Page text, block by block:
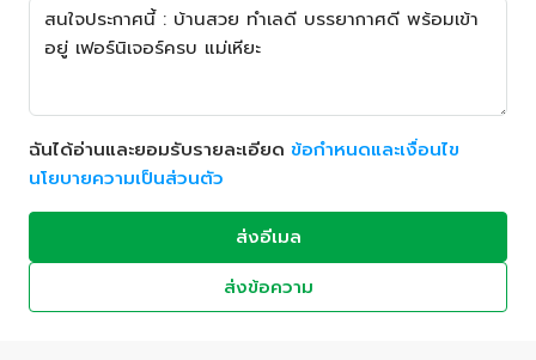
ฉันได้อ่านและยอมรับรายละเอียด ข้อกำหนดและเงื่อนไข
นโยบายความเป็นส่วนตัว
ส่งอีเมล
ส่งข้อความ